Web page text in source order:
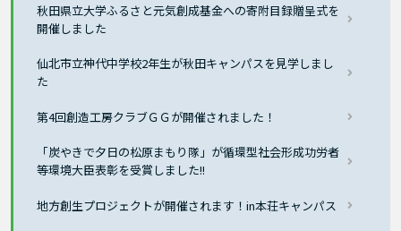
秋田県立大学ふるさと元気創成基金への寄附目録贈呈式を
開催しました
仙北市立神代中学校2年生が秋田キャンパスを見学しまし
た
第4回創造工房クラブＧＧが開催されました！
「炭やきで夕日の松原まもり隊」が循環型社会形成功労者
等環境大臣表彰を受賞しました!!
地方創生プロジェクトが開催されます！in本荘キャンパス